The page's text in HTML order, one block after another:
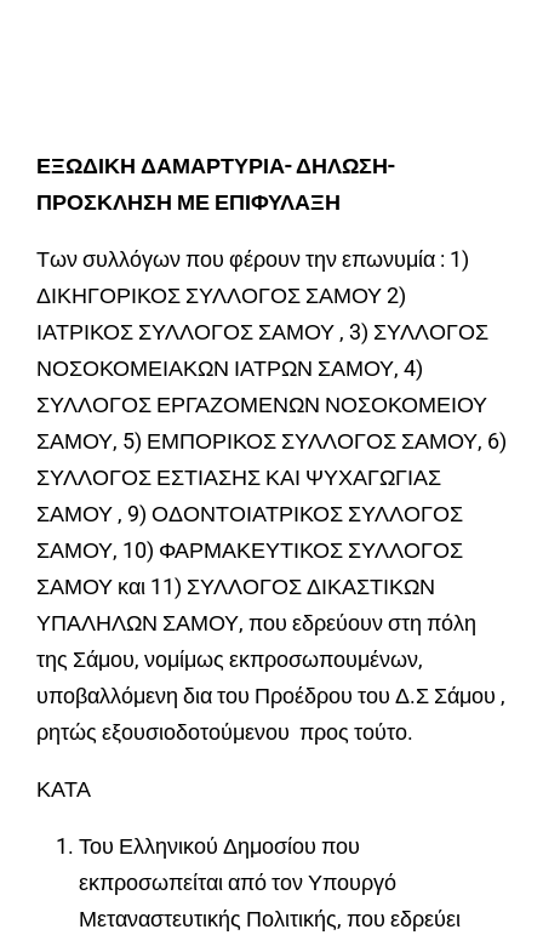
ΕΞΩΔΙΚΗ ΔΑΜΑΡΤΥΡΙΑ- ΔΗΛΩΣΗ-
ΠΡΟΣΚΛΗΣΗ ΜΕ ΕΠΙΦΥΛΑΞΗ
Των συλλόγων που φέρουν την επωνυμία : 1)
ΔΙΚΗΓΟΡΙΚΟΣ ΣΥΛΛΟΓΟΣ ΣΑΜΟΥ 2)
ΙΑΤΡΙΚΟΣ ΣΥΛΛΟΓΟΣ ΣΑΜΟΥ , 3) ΣΥΛΛΟΓΟΣ
ΝΟΣΟΚΟΜΕΙΑΚΩΝ ΙΑΤΡΩΝ ΣΑΜΟΥ, 4)
ΣΥΛΛΟΓΟΣ ΕΡΓΑΖΟΜΕΝΩΝ ΝΟΣΟΚΟΜΕΙΟΥ
ΣΑΜΟΥ, 5) ΕΜΠΟΡΙΚΟΣ ΣΥΛΛΟΓΟΣ ΣΑΜΟΥ, 6)
ΣΥΛΛΟΓΟΣ ΕΣΤΙΑΣΗΣ ΚΑΙ ΨΥΧΑΓΩΓΙΑΣ
ΣΑΜΟΥ , 9) ΟΔΟΝΤΟΙΑΤΡΙΚΟΣ ΣΥΛΛΟΓΟΣ
ΣΑΜΟΥ, 10) ΦΑΡΜΑΚΕΥΤΙΚΟΣ ΣΥΛΛΟΓΟΣ
ΣΑΜΟΥ και 11) ΣΥΛΛΟΓΟΣ ΔΙΚΑΣΤΙΚΩΝ
ΥΠΑΛΗΛΩΝ ΣΑΜΟΥ, που εδρεύουν στη πόλη
της Σάμου, νομίμως εκπροσωπουμένων,
υποβαλλόμενη δια του Προέδρου του Δ.Σ Σάμου ,
ρητώς εξουσιοδοτούμενου προς τούτο.
ΚΑΤΑ
Του Ελληνικού Δημοσίου που
εκπροσωπείται από τον Υπουργό
Μεταναστευτικής Πολιτικής, που εδρεύει